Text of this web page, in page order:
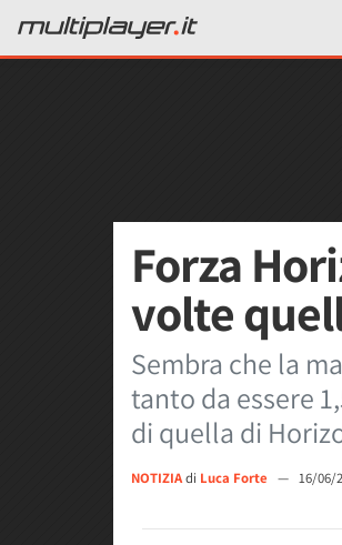
Forza
volte
Sembra che la
tanto da essere
di quella di
NOTIZIAdi Luca Forte — 16/06/